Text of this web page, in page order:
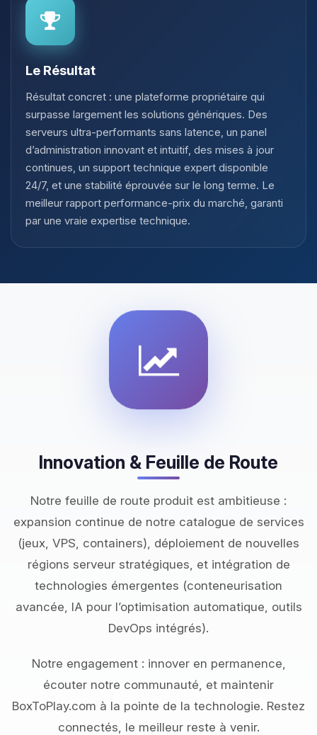
Le Résultat
Résultat concret : une plateforme propriétaire qui
surpasse largement les solutions génériques. Des
serveurs ultra-performants sans latence, un panel
d’administration innovant et intuitif, des mises à jour
continues, un support technique expert disponible
24/7, et une stabilité éprouvée sur le long terme. Le
meilleur rapport performance-prix du marché, garanti
par une vraie expertise technique.
Innovation & Feuille de Route
Notre feuille de route produit est ambitieuse :
expansion continue de notre catalogue de services
(jeux, VPS, containers), déploiement de nouvelles
régions serveur stratégiques, et intégration de
technologies émergentes (conteneurisation
avancée, IA pour l’optimisation automatique, outils
DevOps intégrés).
Notre engagement : innover en permanence,
écouter notre communauté, et maintenir
BoxToPlay.com à la pointe de la technologie. Restez
connectés, le meilleur reste à venir.